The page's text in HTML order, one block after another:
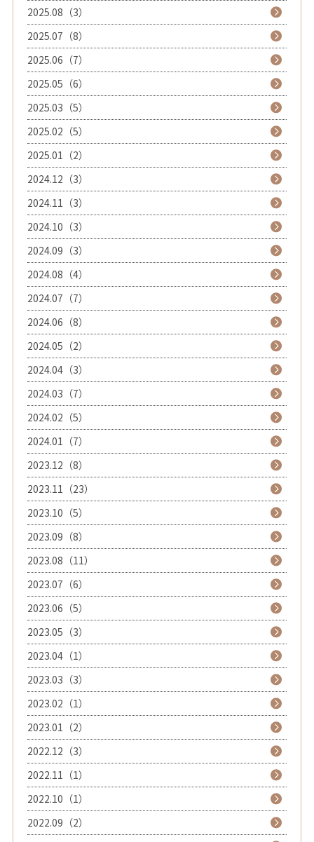
2025.08（3）
2025.07（8）
2025.06（7）
2025.05（6）
2025.03（5）
2025.02（5）
2025.01（2）
2024.12（3）
2024.11（3）
2024.10（3）
2024.09（3）
2024.08（4）
2024.07（7）
2024.06（8）
2024.05（2）
2024.04（3）
2024.03（7）
2024.02（5）
2024.01（7）
2023.12（8）
2023.11（23）
2023.10（5）
2023.09（8）
2023.08（11）
2023.07（6）
2023.06（5）
2023.05（3）
2023.04（1）
2023.03（3）
2023.02（1）
2023.01（2）
2022.12（3）
2022.11（1）
2022.10（1）
2022.09（2）